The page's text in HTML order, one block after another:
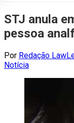
STJ anula
pessoa
Por Redação
Notícia